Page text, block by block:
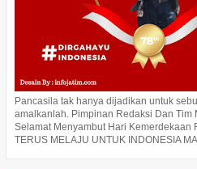
Pancasila tak hanya dijadikan untuk
amalkanlah. Pimpinan Redaksi Dan Tim
Selamat Menyambut Hari Kemerdekaan
TERUS MELAJU UNTUK INDONESIA